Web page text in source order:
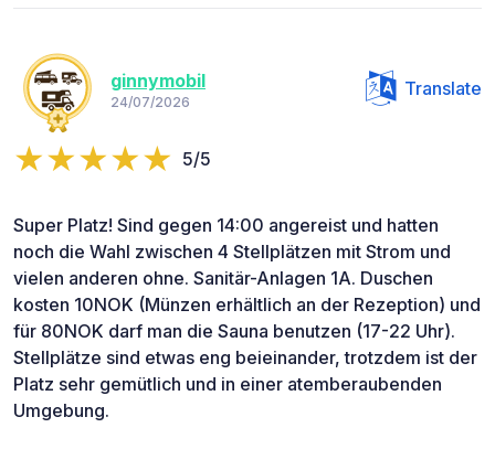
ginnymobil
24/07/2026
Translate
5/5
Super Platz! Sind gegen 14:00 angereist und hatten
noch die Wahl zwischen 4 Stellplätzen mit Strom und
vielen anderen ohne. Sanitär-Anlagen 1A. Duschen
kosten 10NOK (Münzen erhältlich an der Rezeption) und
für 80NOK darf man die Sauna benutzen (17-22 Uhr).
Stellplätze sind etwas eng beieinander, trotzdem ist der
Platz sehr gemütlich und in einer atemberaubenden
Umgebung.